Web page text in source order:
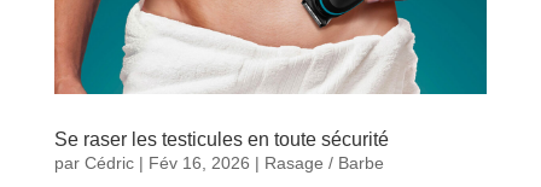
Se raser les testicules en toute sécurité
par Cédric| Fév 16, 2026 | Rasage / Barbe